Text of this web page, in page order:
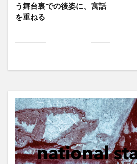
う舞台裏での後姿に、寓話
を重ねる